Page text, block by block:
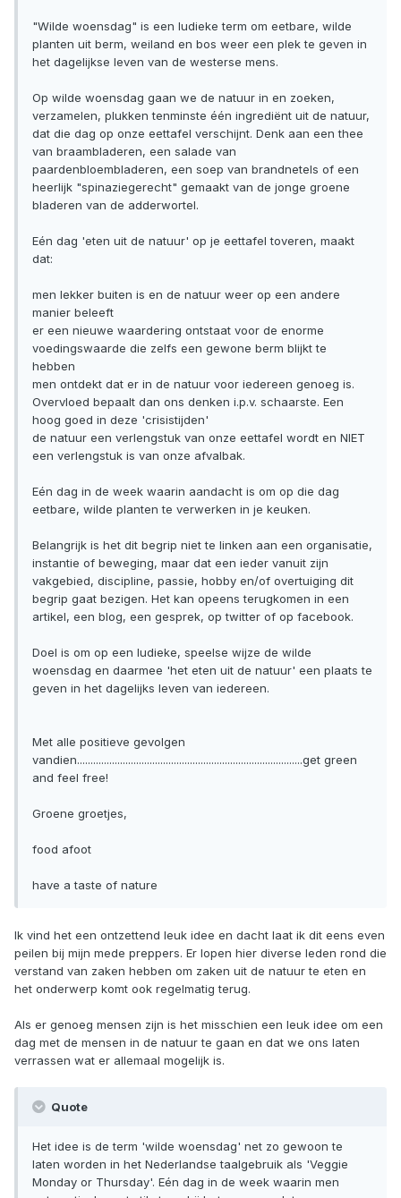
"Wilde woensdag" is een ludieke term om eetbare, wilde
planten uit berm, weiland en bos weer een plek te geven in
het dagelijkse leven van de westerse mens.
Op wilde woensdag gaan we de natuur in en zoeken,
verzamelen, plukken tenminste één ingrediënt uit de natuur,
dat die dag op onze eettafel verschijnt. Denk aan een thee
van braambladeren, een salade van
paardenbloembladeren, een soep van brandnetels of een
heerlijk "spinaziegerecht" gemaakt van de jonge groene
bladeren van de adderwortel.
Eén dag 'eten uit de natuur' op je eettafel toveren, maakt
dat:
men lekker buiten is en de natuur weer op een andere
manier beleeft
er een nieuwe waardering ontstaat voor de enorme
voedingswaarde die zelfs een gewone berm blijkt te
hebben
men ontdekt dat er in de natuur voor iedereen genoeg is.
Overvloed bepaalt dan ons denken i.p.v. schaarste. Een
hoog goed in deze 'crisistijden'
de natuur een verlengstuk van onze eettafel wordt en NIET
een verlengstuk is van onze afvalbak.
Eén dag in de week waarin aandacht is om op die dag
eetbare, wilde planten te verwerken in je keuken.
Belangrijk is het dit begrip niet te linken aan een organisatie,
instantie of beweging, maar dat een ieder vanuit zijn
vakgebied, discipline, passie, hobby en/of overtuiging dit
begrip gaat bezigen. Het kan opeens terugkomen in een
artikel, een blog, een gesprek, op twitter of op facebook.
Doel is om op een ludieke, speelse wijze de wilde
woensdag en daarmee 'het eten uit de natuur' een plaats te
geven in het dagelijks leven van iedereen.
Met alle positieve gevolgen
vandien....................................................................................get green
and feel free!
Groene groetjes,
food afoot
have a taste of nature
Ik vind het een ontzettend leuk idee en dacht laat ik dit eens even
peilen bij mijn mede preppers. Er lopen hier diverse leden rond die
verstand van zaken hebben om zaken uit de natuur te eten en
het onderwerp komt ook regelmatig terug.
Als er genoeg mensen zijn is het misschien een leuk idee om een
dag met de mensen in de natuur te gaan en dat we ons laten
verrassen wat er allemaal mogelijk is.
Quote
Het idee is de term 'wilde woensdag' net zo gewoon te
laten worden in het Nederlandse taalgebruik als 'Veggie
Monday or Thursday'. Eén dag in de week waarin men